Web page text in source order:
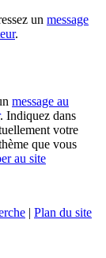
un message
.
message au
. Indiquez dans
votre
que vous
au site
| Plan du site